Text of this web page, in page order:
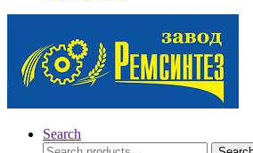
Search
Search